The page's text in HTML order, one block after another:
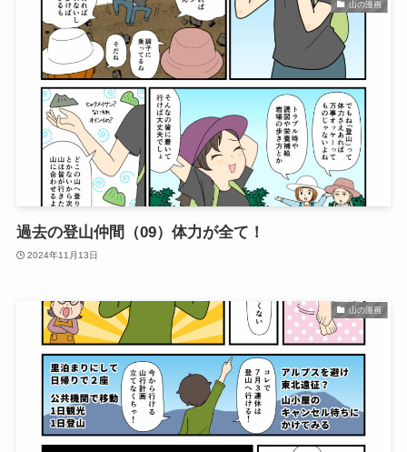
山の漫画
過去の登山仲間（09）体力が全て！
2024年11月13日
山の漫画